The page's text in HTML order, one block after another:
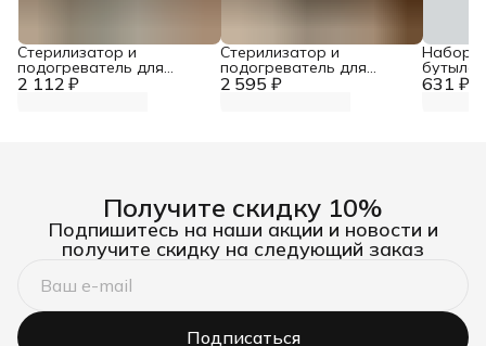
2 112 ₽
Стерилизатор и
подогреватель для
бутылочек 2 595 ₽
Стерилизатор и
подогреватель для
бутылочек 631 ₽
Набор
сосок 3
Получите скидку 10%
Подпишитесь на наши акции и новости и
получите скидку на следующий заказ
Подписаться